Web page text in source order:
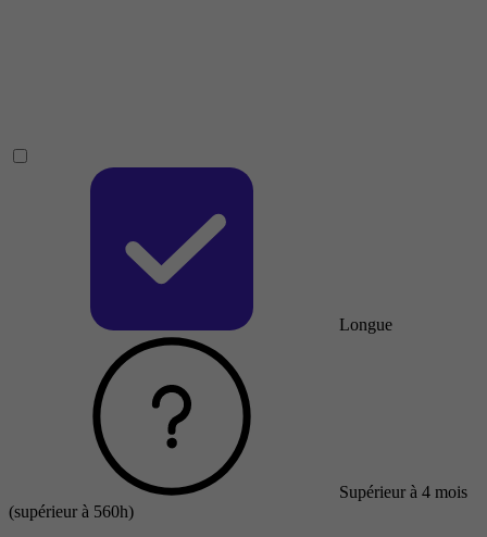
Longue
Supérieur à 4 mois
(supérieur à 560h)